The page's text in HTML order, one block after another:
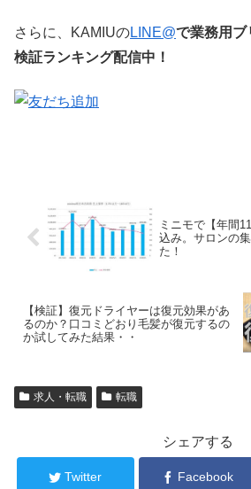
さらに、KAMIUのLINE@で業務用ブ
検証ランキング配信中！
ミニモで【年間
込み。サロンの
た！
【検証】復元ドライヤーは復元効果があ
るのか？口コミどおり毛髪が復元するの
か試してみた結果・・
求人・転職 転職
シェアする
Twitter Facebook